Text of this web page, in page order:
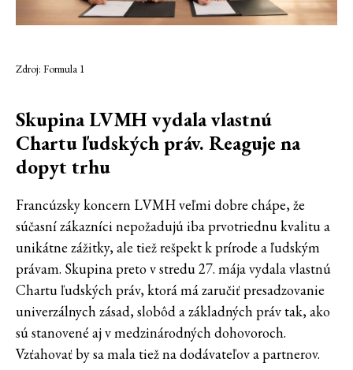
Zdroj: Formula 1
Skupina LVMH vydala vlastnú
Chartu ľudských práv. Reaguje na
dopyt trhu
Francúzsky koncern LVMH veľmi dobre chápe, že
súčasní zákazníci nepožadujú iba prvotriednu kvalitu a
unikátne zážitky, ale tiež rešpekt k prírode a ľudským
právam. Skupina preto v stredu 27. mája vydala vlastnú
Chartu ľudských práv, ktorá má zaručiť presadzovanie
univerzálnych zásad, slobôd a základných práv tak, ako
sú stanovené aj v medzinárodných dohovoroch.
Vzťahovať by sa mala tiež na dodávateľov a partnerov.